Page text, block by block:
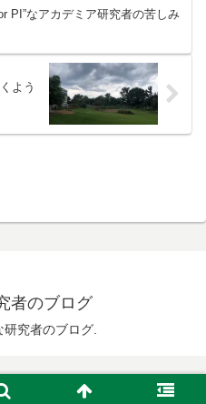
PI”なアカデミア研究者の苦しみ
よう
者のブログ
究者のブログ.